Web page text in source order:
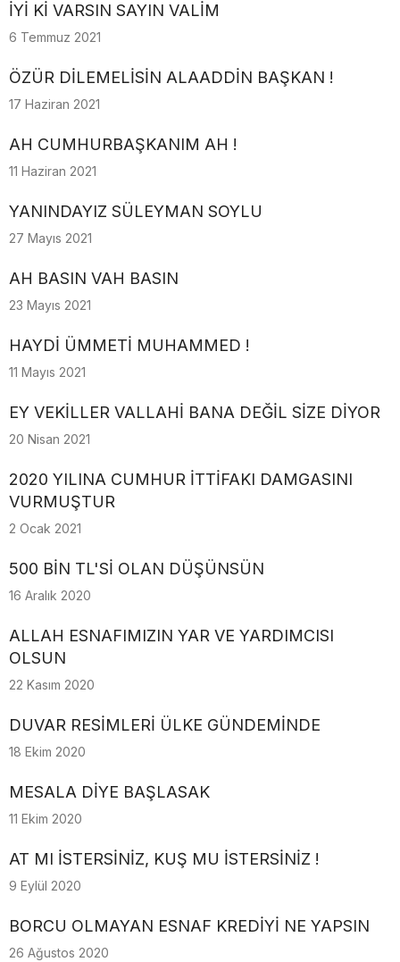
İYİ Kİ VARSIN SAYIN VALİM
6 Temmuz 2021
ÖZÜR DİLEMELİSİN ALAADDİN BAŞKAN !
17 Haziran 2021
AH CUMHURBAŞKANIM AH !
11 Haziran 2021
YANINDAYIZ SÜLEYMAN SOYLU
27 Mayıs 2021
AH BASIN VAH BASIN
23 Mayıs 2021
HAYDİ ÜMMETİ MUHAMMED !
11 Mayıs 2021
EY VEKİLLER VALLAHİ BANA DEĞİL SİZE DİYOR
20 Nisan 2021
2020 YILINA CUMHUR İTTİFAKI DAMGASINI
VURMUŞTUR
2 Ocak 2021
500 BİN TL'Sİ OLAN DÜŞÜNSÜN
16 Aralık 2020
ALLAH ESNAFIMIZIN YAR VE YARDIMCISI
OLSUN
22 Kasım 2020
DUVAR RESİMLERİ ÜLKE GÜNDEMİNDE
18 Ekim 2020
MESALA DİYE BAŞLASAK
11 Ekim 2020
AT MI İSTERSİNİZ, KUŞ MU İSTERSİNİZ !
9 Eylül 2020
BORCU OLMAYAN ESNAF KREDİYİ NE YAPSIN
26 Ağustos 2020